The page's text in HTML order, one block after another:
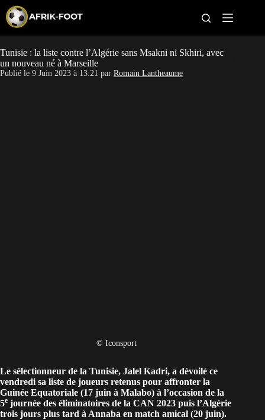
p
t
o
c
o
CAN féminine
Tunisie : la liste contre l’Algérie sans Msakni ni Skhiri, avec
un nouveau né à Marseille
Publié le 9 Juin 2023 à 13:21 par Romain Lantheaume
© Iconsport
Le sélectionneur de la Tunisie, Jalel Kadri, a dévoilé ce
vendredi sa liste de joueurs retenus pour affronter la
Guinée Equatoriale (17 juin à Malabo) à l’occasion de la
5e journée des éliminatoires de la CAN 2023 puis l’Algérie
trois jours plus tard à Annaba en match amical (20 juin).